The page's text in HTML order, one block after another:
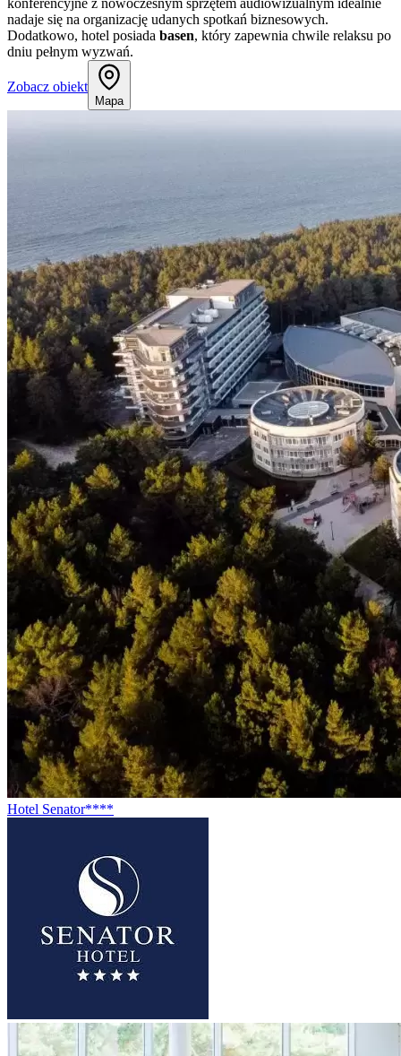
nadaje się na organizację udanych spotkań biznesowych.
Dodatkowo, hotel posiada basen, który zapewnia chwile relaksu po
dniu pełnym wyzwań.
Zobacz obiekt
Mapa
Hotel Senator****